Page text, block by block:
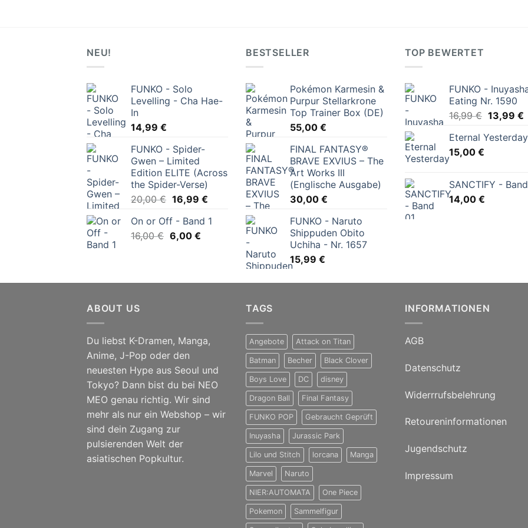
NEU!
FUNKO - Solo
Levelling - Cha Hae-
In
14,99 €
FUNKO - Spider-
Gwen – Limited
Edition ELITE (Across
the Spider-Verse)
20,00€ Ursprünglicher
war:
20,00 €
16,99 €Aktueller
ist:
On or Off - Band 1
16,00€ Ursprünglicher
6,00 €Aktueller
BESTSELLER
Pokémon Karmesin &
Purpur Stellarkrone
Top Trainer Box (DE)
55,00 €
FINAL FANTASY®
BRAVE EXVIUS – The
Art Works III
(Englische Ausgabe)
30,00 €
FUNKO - Naruto
Shippuden Obito
Uchiha - Nr. 1657
15,99 €
TOP BEWERTET
FUNKO -
Eating Nr. 1590
16,99€
war:
13,99 €
Eternal Yesterday
15,00 €
SANCTIFY -
14,00 €
ABOUT US
Du liebst K-Dramen, Manga,
Anime, J-Pop oder den
neuesten Hype aus Seoul und
Tokyo? Dann bist du bei NEO
MEO genau richtig. Wir sind
mehr als nur ein Webshop – wir
sind dein Zugang zur
pulsierenden Welt der
asiatischen Popkultur.
TAGS
Angebote Attack on Titan
Batman Becher Black Clover
Boys Love DC disney
Dragon Ball Final Fantasy
FUNKO POP Gebraucht Geprüft
Inuyasha Jurassic Park
Lilo und Stitch lorcana Manga
Marvel Naruto
NIER:AUTOMATA One Piece
Pokemon Sammelfigur
INFORMATIONEN
AGB
Datenschutz
Widerrrufsbelehrung
Retoureninformationen
Jugendschutz
Impressum